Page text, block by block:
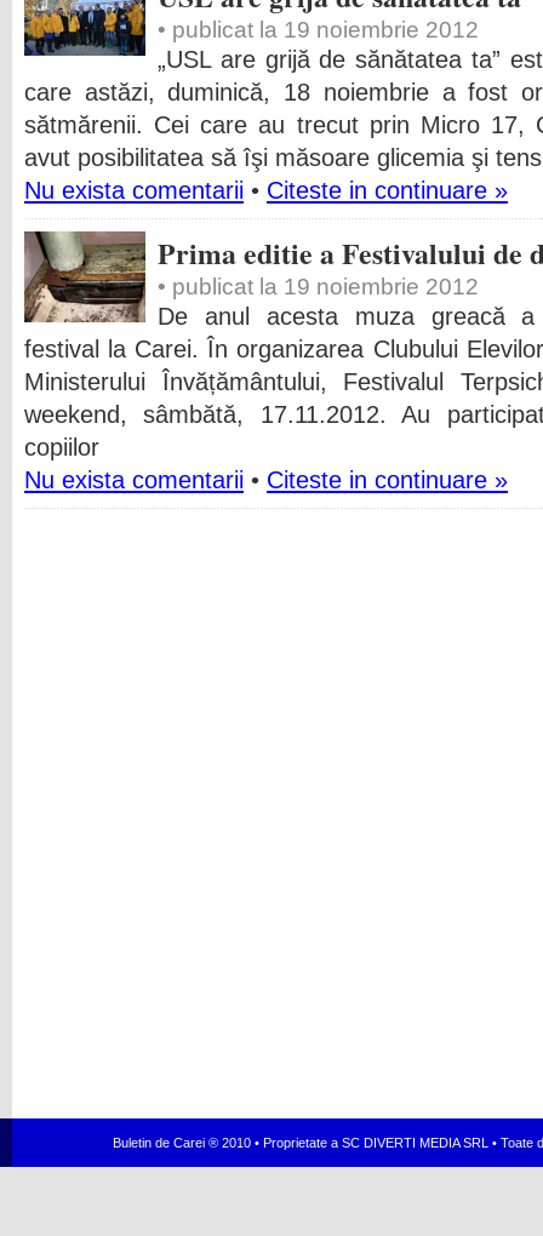
• publicat la 19 noiembrie 2012
„USL are grijă de sănătatea ta”
care astăzi, duminică, 18 noiembrie a fost
sătmărenii. Cei care au trecut prin Micro 17,
avut posibilitatea să îşi măsoare glicemia şi
Nu exista comentarii • Citeste in continuare »
Prima editie a Festivalului de
• publicat la 19 noiembrie 2012
De anul acesta muza greacă a
festival la Carei. În organizarea Clubului
Ministerului Învățământului, Festivalul
weekend, sâmbătă, 17.11.2012. Au
copiilor
Nu exista comentarii • Citeste in continuare »
Buletin de Carei ® 2010 • Proprietate a SC DIVERTI MEDIA SRL •